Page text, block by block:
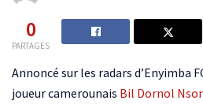
0
PARTAGES
Annoncé sur les radars d’Enyimba
joueur camerounais Bil Dornol